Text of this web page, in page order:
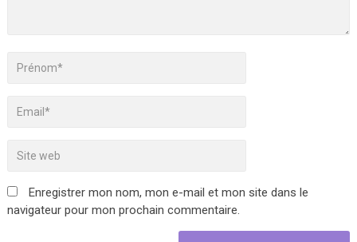
Enregistrer mon nom, mon e-mail et mon site dans le
navigateur pour mon prochain commentaire.